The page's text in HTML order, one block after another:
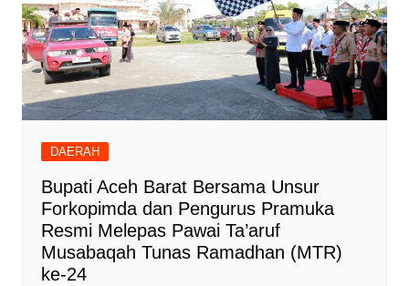
DAERAH
Bupati Aceh Barat Bersama Unsur
Forkopimda dan Pengurus Pramuka
Resmi Melepas Pawai Ta’aruf
Musabaqah Tunas Ramadhan (MTR)
ke-24